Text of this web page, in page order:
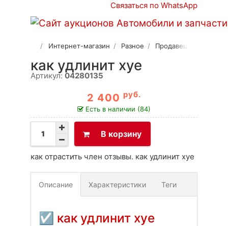
Связаться по WhatsApp
Интернет-магазин Разное Продавец 2
как удлинит хуе
Артикул: 04280135
2 400 руб.
Есть в наличии (84)
В корзину
как отрастить член отзывы. как удлинит хуе
Описание Характеристики Теги
☑ как удлинит хуе